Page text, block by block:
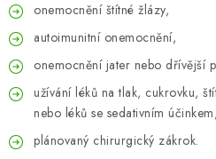
onemocnění štítné žlázy,
autoimunitní onemocnění,
onemocnění jater nebo dřívější
užívání léků na tlak, cukrovku,
nebo léků se sedativním účinkem,
plánovaný chirurgický zákrok.